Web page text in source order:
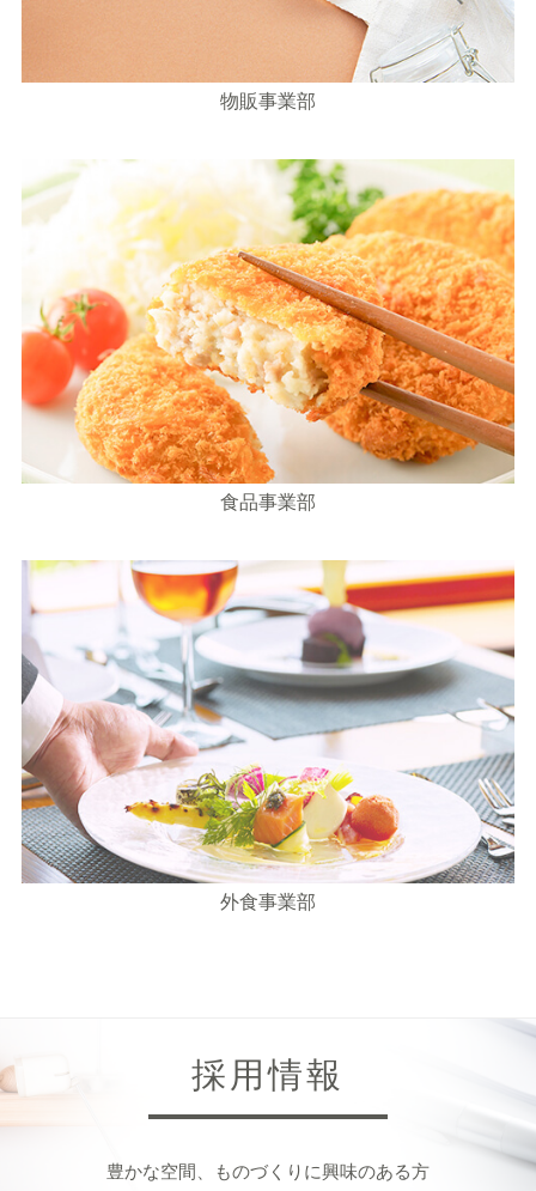
物販事業部
食品事業部
外食事業部
採用情報
豊かな空間、ものづくりに興味のある方